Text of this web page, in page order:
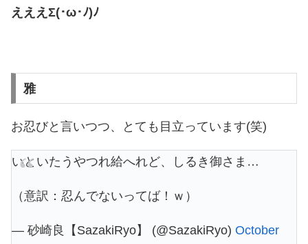
えええΣ(･ω･ﾉ)ﾉ
雅
お忍びと言いつつ、とても目立っています(笑)
いといたうやつれ給へれど、しるき御さま…
（意訳：忍んでないってば！ｗ）
— 砂崎良【SazakiRyo】 (@SazakiRyo) October